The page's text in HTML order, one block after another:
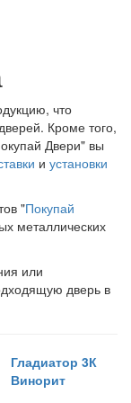
что
Кроме того,
Двери" вы
и установки
"Покупай
металлических
или
дверь в
Гладиатор 3К
Винорит